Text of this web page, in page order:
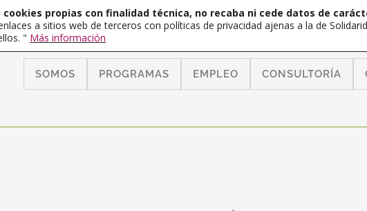
SOMOS PROGRAMAS EMPLEO CONSULTORÍA
propias con finalidad técnica, no recaba ni cede datos de
a sitios web de terceros con políticas de privacidad ajenas a la de
" Más información